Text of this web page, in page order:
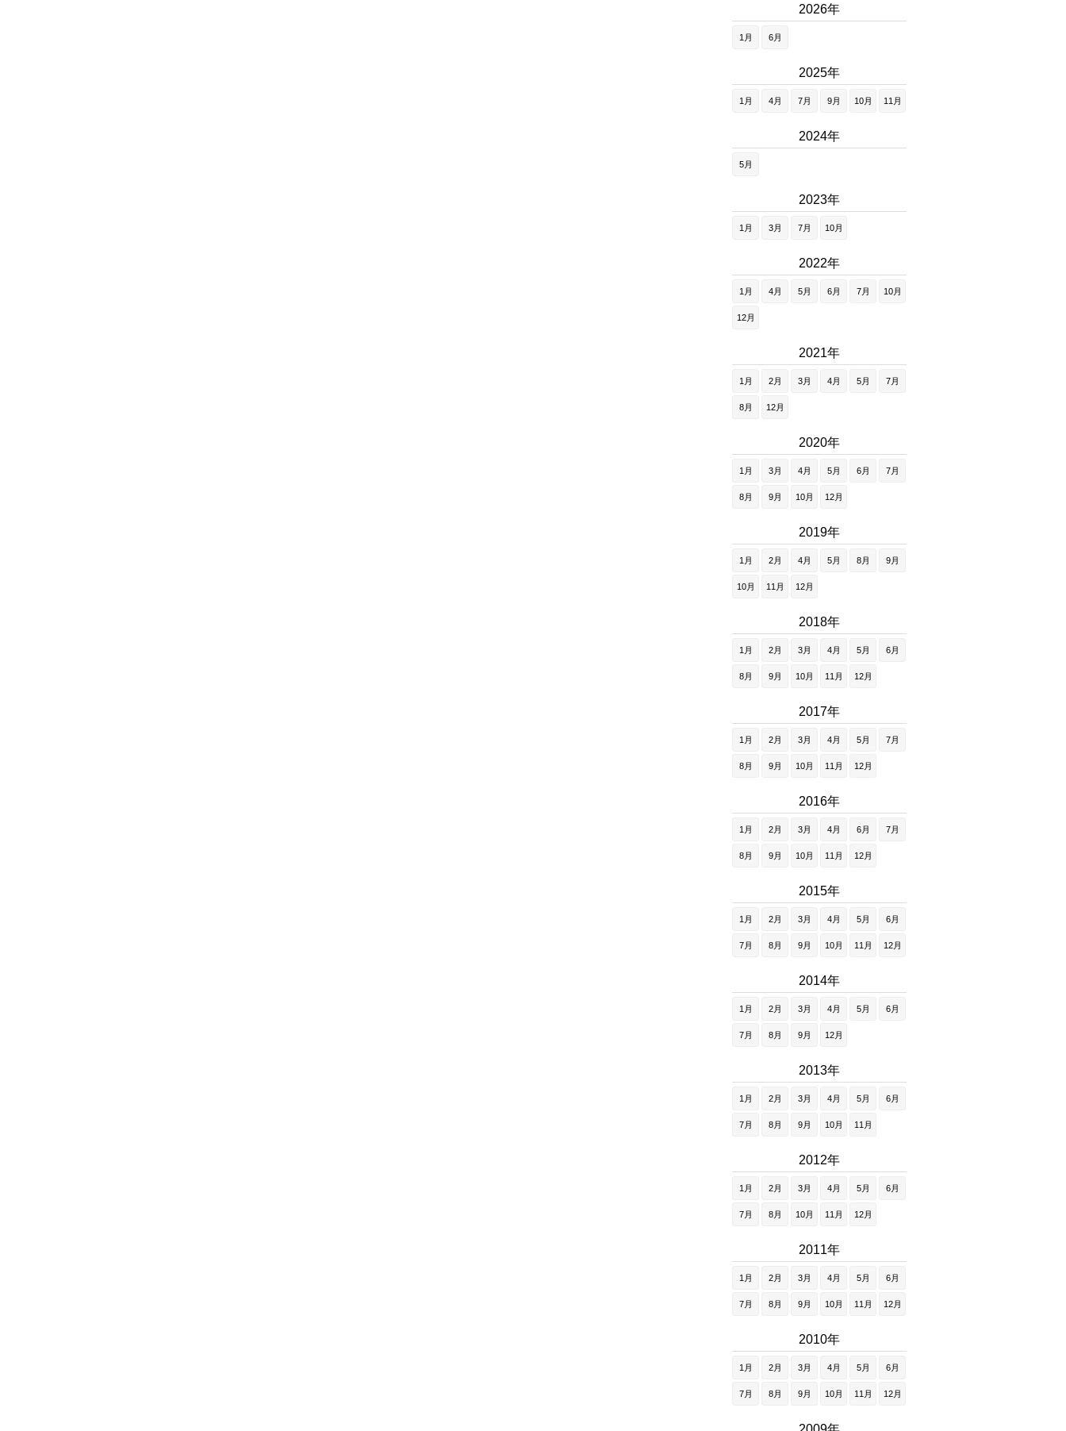
2026年
1月 6月
2025年
1月 4月 7月 9月 10月 11月
2024年
5月
2023年
1月 3月 7月 10月
2022年
1月 4月 5月 6月 7月 10月
12月
2021年
1月 2月 3月 4月 5月 7月
8月 12月
2020年
1月 3月 4月 5月 6月 7月
8月 9月 10月 12月
2019年
1月 2月 4月 5月 8月 9月
10月 11月 12月
2018年
1月 2月 3月 4月 5月 6月
8月 9月 10月 11月 12月
2017年
1月 2月 3月 4月 5月 7月
8月 9月 10月 11月 12月
2016年
1月 2月 3月 4月 6月 7月
8月 9月 10月 11月 12月
2015年
1月 2月 3月 4月 5月 6月
7月 8月 9月 10月 11月 12月
2014年
1月 2月 3月 4月 5月 6月
7月 8月 9月 12月
2013年
1月 2月 3月 4月 5月 6月
7月 8月 9月 10月 11月
2012年
1月 2月 3月 4月 5月 6月
7月 8月 10月 11月 12月
2011年
1月 2月 3月 4月 5月 6月
7月 8月 9月 10月 11月 12月
2010年
1月 2月 3月 4月 5月 6月
7月 8月 9月 10月 11月 12月